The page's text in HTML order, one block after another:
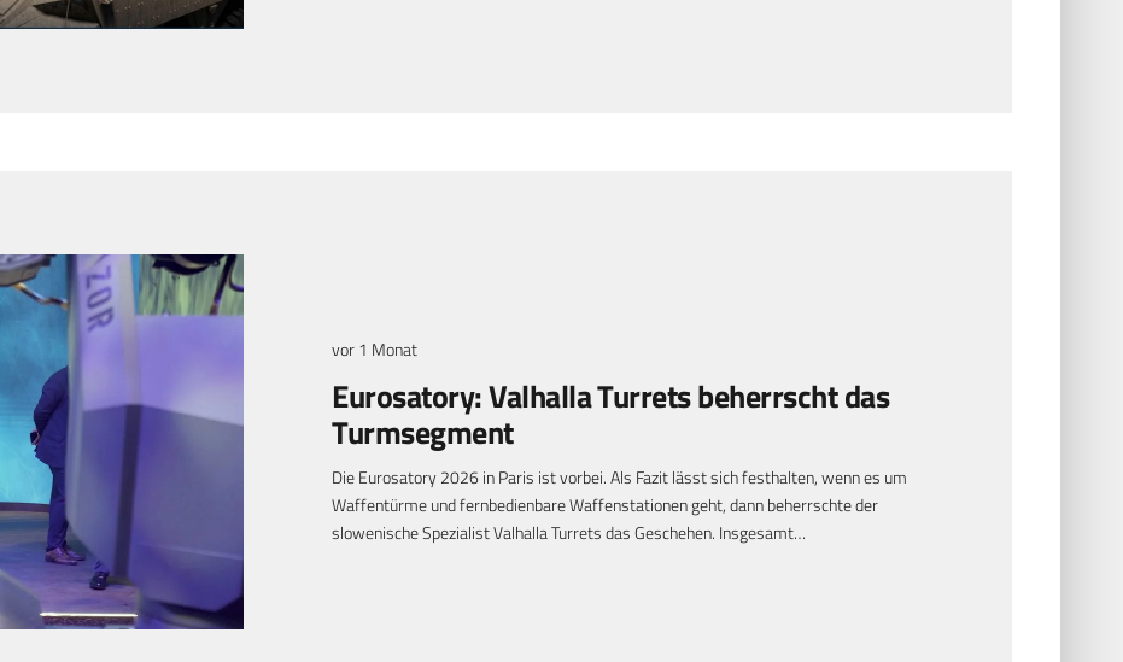
vor 1 Monat
Eurosatory: Valhalla Turrets beherrscht das
Turmsegment
Die Eurosatory 2026 in Paris ist vorbei. Als Fazit lässt sich festhalten, wenn es um
Waffentürme und fernbedienbare Waffenstationen geht, dann beherrschte der
slowenische Spezialist Valhalla Turrets das Geschehen. Insgesamt…